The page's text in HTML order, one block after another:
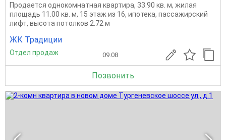
Продается однокомнатная квартира, 33.90 кв. м, жилая
площадь 11.00 кв. м, 15 этаж из 16, ипотека, пассажирский
лифт, высота потолков 2.72 м
ЖК Традиции
Отдел продаж 09.08
Позвонить